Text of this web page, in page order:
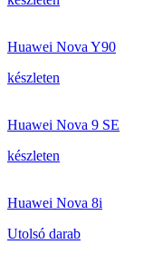
Huawei Nova Y90
készleten
Huawei Nova 9 SE
készleten
Huawei Nova 8i
Utolsó darab